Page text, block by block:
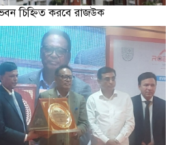
চিহ্নিত করবে রাজউক